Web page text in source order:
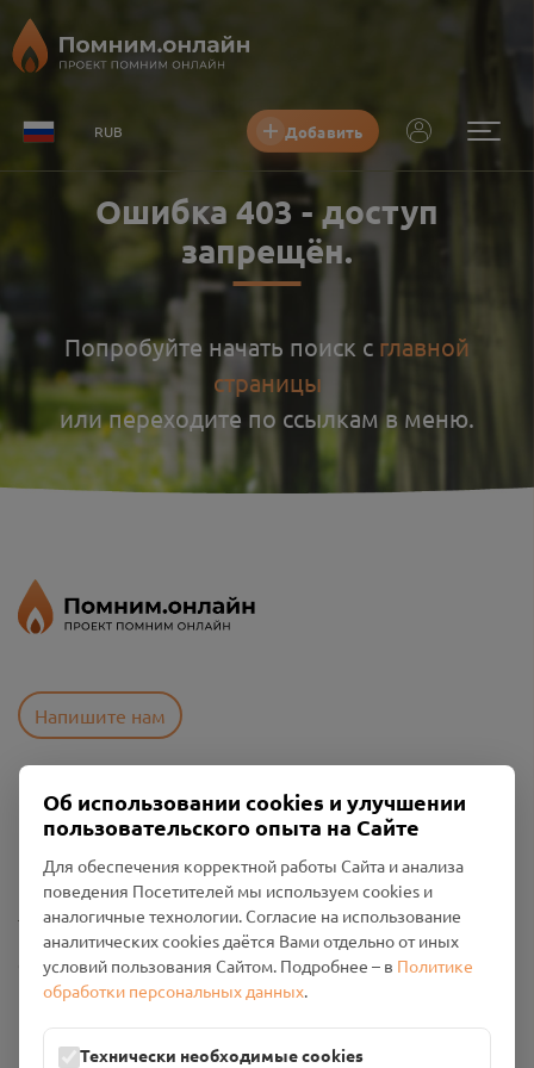
RUB Добавить
Ошибка 403- доступ
запрещён.
Попробуйте начать поиск с главной
страницы
или переходите по ссылкам в меню.
Напишите нам
Пользовательское соглашение
Политика конфиденциальности
Промо-материалы
Настройки cookies
Общество с ограниченной ответственностью «Смоленский
Проект Помним»
Юридический адрес: 216790, Смоленская область, р-н
Об использовании cookies и улучшении
пользовательского опыта на Сайте
Для обеспечения корректной работы Сайта и анализа
поведения Посетителей мы используем cookies и
аналогичные технологии. Согласие на использование
аналитических cookies даётся Вами отдельно от иных
условий пользования Сайтом. Подробнее – в Политике
обработки персональных данных.
Технически необходимые cookies